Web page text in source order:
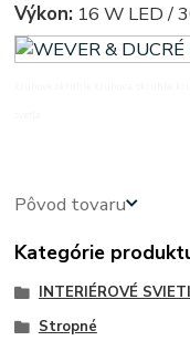
Výkon: 16 W LED /
Pôvod tovaru
Kategórie
INTERIÉROVÉ
Stropné